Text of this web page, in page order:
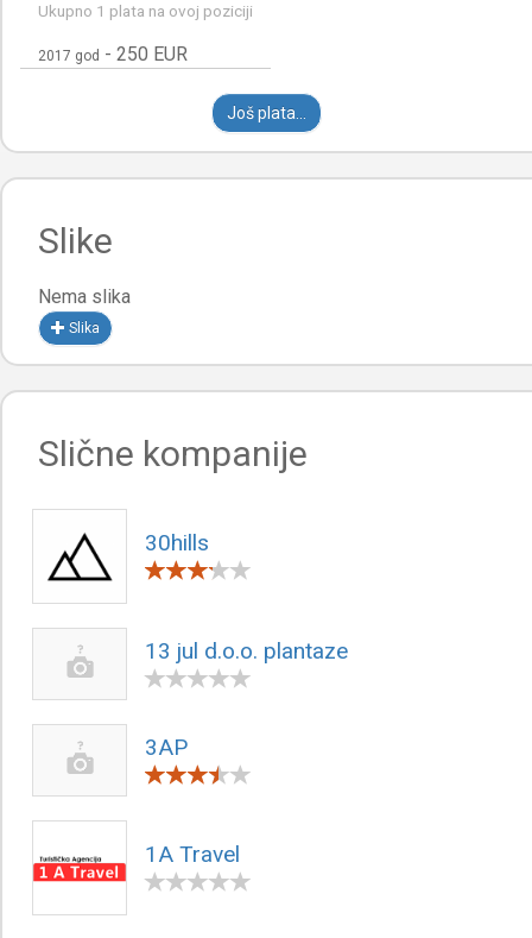
Ukupno 1 plata na ovoj poziciji
2017 god - 250 EUR
Još plata...
Slike
Nema slika
Slika
Slične kompanije
30hills
13 jul d.o.o. plantaze
3AP
1A Travel